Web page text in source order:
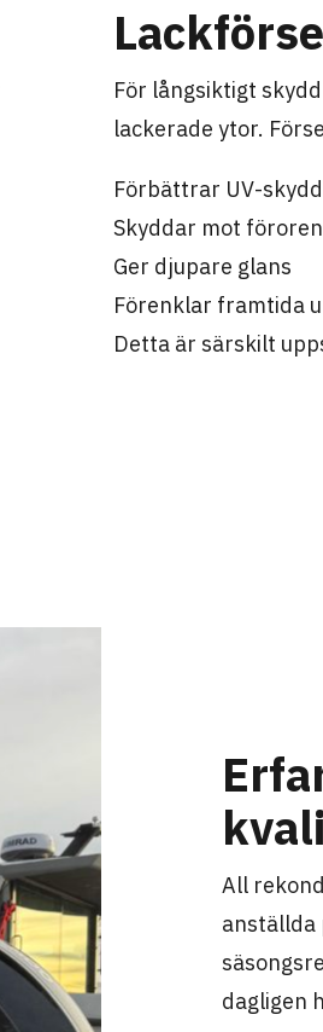
För långsiktigt
lackerade ytor.
Förbättrar UV-
Skyddar mot
Ger djupare glans
Förenklar framtida
Detta är särskilt
All
anställda
dagligen